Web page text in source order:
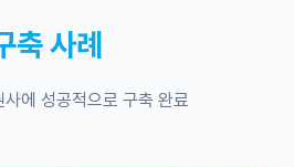
축 사례
에 성공적으로 구축 완료